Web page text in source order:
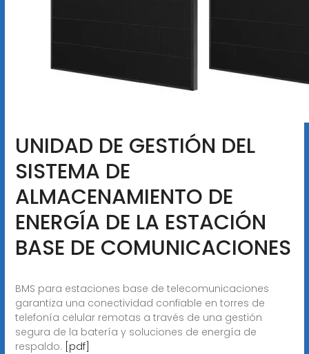
UNIDAD DE GESTIÓN DEL
SISTEMA DE
ALMACENAMIENTO DE
ENERGÍA DE LA ESTACIÓN
BASE DE COMUNICACIONES
BMS para estaciones base de telecomunicaciones
garantiza una conectividad confiable en torres de
telefonía celular remotas a través de una gestión
segura de la batería y soluciones de energía de
respaldo. [pdf]